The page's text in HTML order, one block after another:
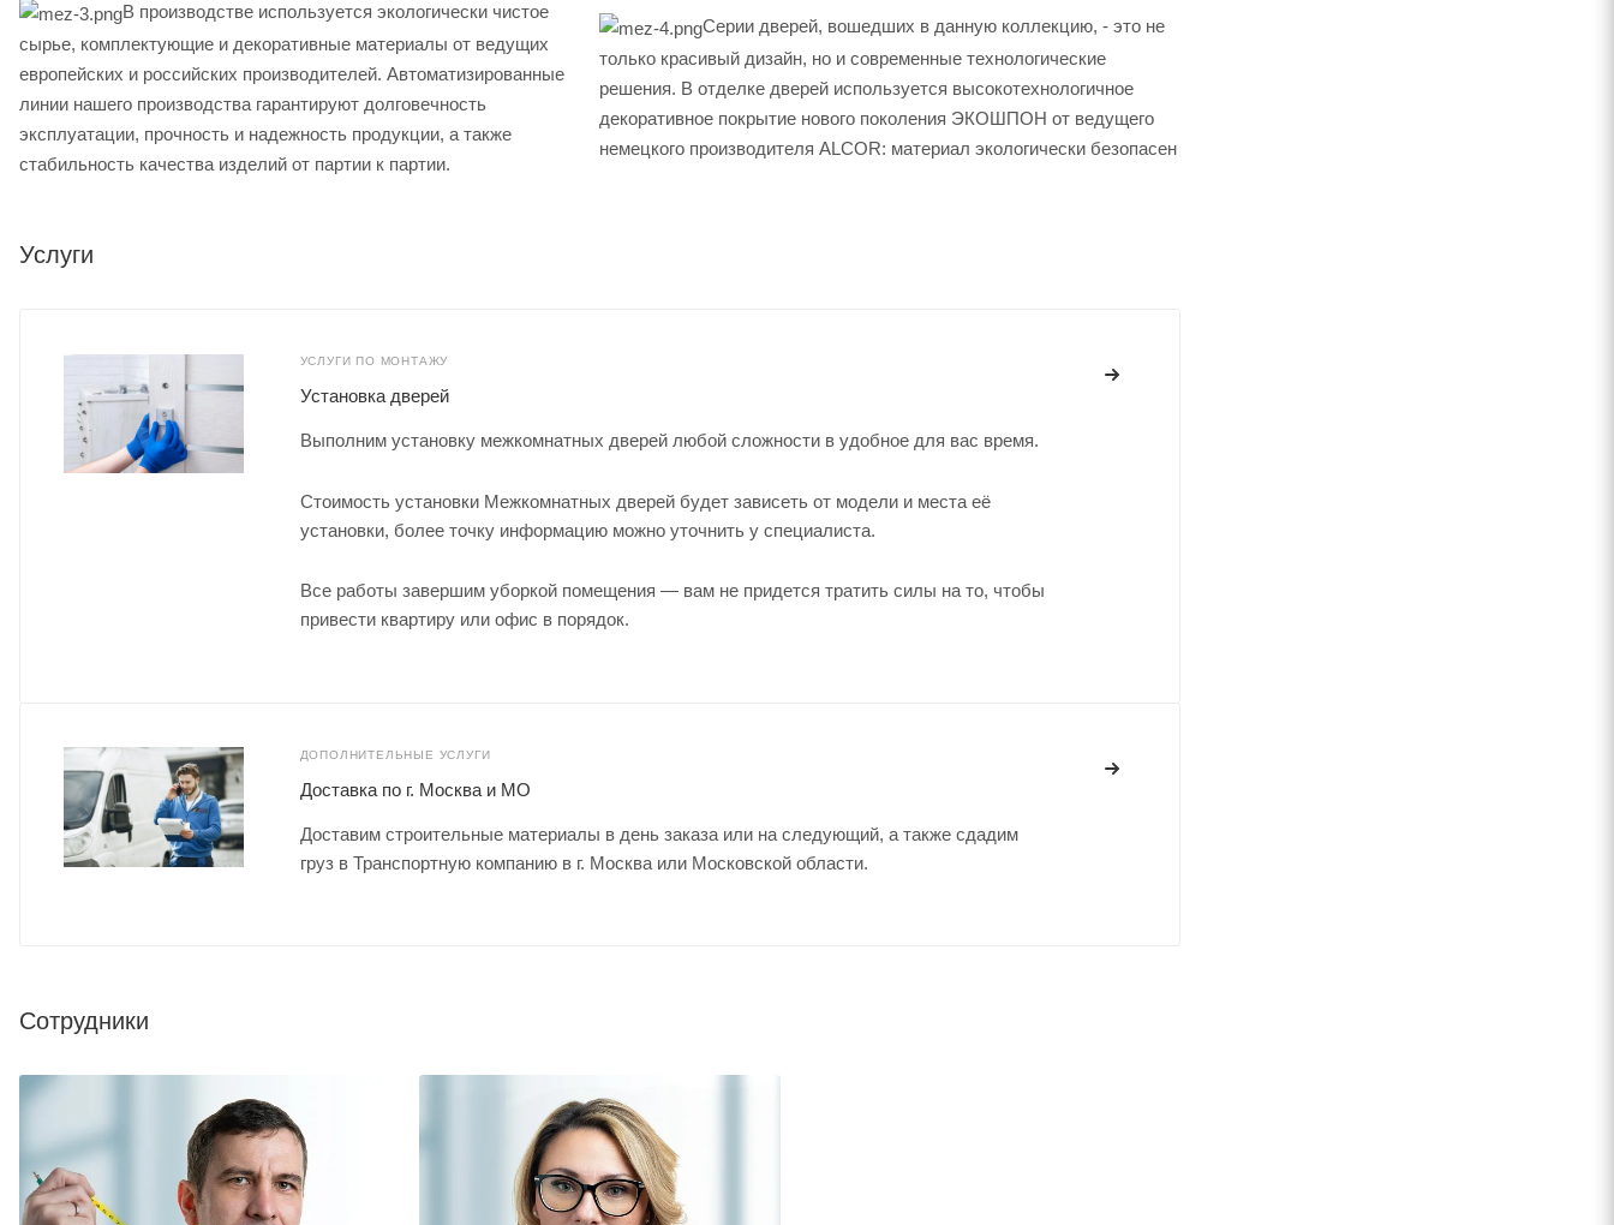
В производстве используется экологически чистое
сырье, комплектующие и декоративные материалы от ведущих
европейских и российских производителей. Автоматизированные
линии нашего производства гарантируют долговечность
эксплуатации, прочность и надежность продукции, а также
стабильность качества изделий от партии к партии.
Серии дверей, вошедших в данную коллекцию, - это не
только красивый дизайн, но и современные технологические
решения. В отделке дверей используется высокотехнологичное
декоративное покрытие нового поколения ЭКОШПОН от ведущего
немецкого производителя ALCOR: материал экологически безопасен
Услуги
УСЛУГИ ПО МОНТАЖУ
Установка дверей
Выполним установку межкомнатных дверей любой сложности в удобное для вас время.
Стоимость установки Межкомнатных дверей будет зависеть от модели и места её
установки, более точку информацию можно уточнить у специалиста.
Все работы завершим уборкой помещения — вам не придется тратить силы на то, чтобы
привести квартиру или офис в порядок.
ДОПОЛНИТЕЛЬНЫЕ УСЛУГИ
Доставка по г. Москва и МО
Доставим строительные материалы в день заказа или на следующий, а также сдадим
груз в Транспортную компанию в г. Москва или Московской области.
Сотрудники